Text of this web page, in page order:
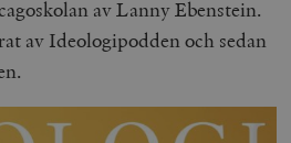
av Lanny Ebenstein.
av Ideologipodden och sedan